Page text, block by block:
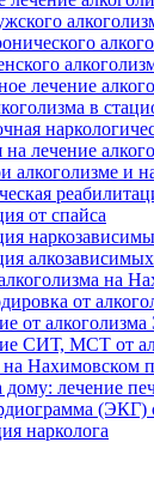
лечение
в
лечение
алкоголизме и
от спайса
алкозависимых
на
от
от алкоголизма
СИТ, МСТ от
Нахимовском
лечение
(ЭКГ)
нарколога